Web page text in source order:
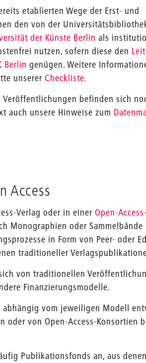
etablierten Wege der Erst- und
den von der
der Künste Berlin als
nutzen, sofern diese den
Berlin genügen. Weitere
unsererCheckliste.
befinden sich
auch unsere Hinweise zum
Access
Verlag oder in einerOpen-
Monographien oder Sammelbände
in Form von Peer- oder
traditioneller
von traditionellen
Finanzierungsmodelle.
vom jeweiligen Modell
von Open-Access-Konsortien
Publikationsfonds an, aus denen